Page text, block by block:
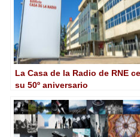
La Casa de la Radio de RNE
su 50º aniversario